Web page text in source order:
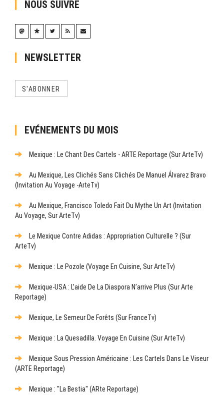
NOUS SUIVRE
NEWSLETTER
S'ABONNER
EVÉNEMENTS DU MOIS
Mexique : Le Chant Des Cartels - ARTE Reportage (sur ArteTv)
Au Mexique, Les Clichés Sans Clichés De Manuel Álvarez Bravo
(Invitation Au Voyage -ArteTv)
Au Mexique, Francisco Toledo Fait Du Mythe Un Art (Invitation
Au Voyage, Sur ArteTv)
Le Mexique Contre Adidas : Appropriation Culturelle ? (sur
ArteTv)
Mexique : Le Pozole (Voyage En Cuisine, Sur ArteTv)
Mexique-USA : L’aide De La Diaspora N’arrive Plus (sur Arte
Reportage)
Mexique, Le Semeur De Forêts (sur FranceTv)
Mexique : La Quesadilla. Voyage En Cuisine (sur ArteTv)
Mexique Sous Pression Américaine : Les Cartels Dans Le Viseur
(ARTE Reportage)
Mexique : "La Bestia" (ARte Reportage)